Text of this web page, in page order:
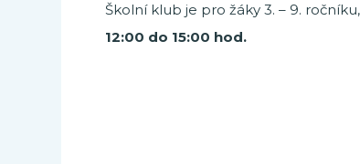
Školní klub je pro žáky 3. – 9.
12:00 do 15:00 hod.